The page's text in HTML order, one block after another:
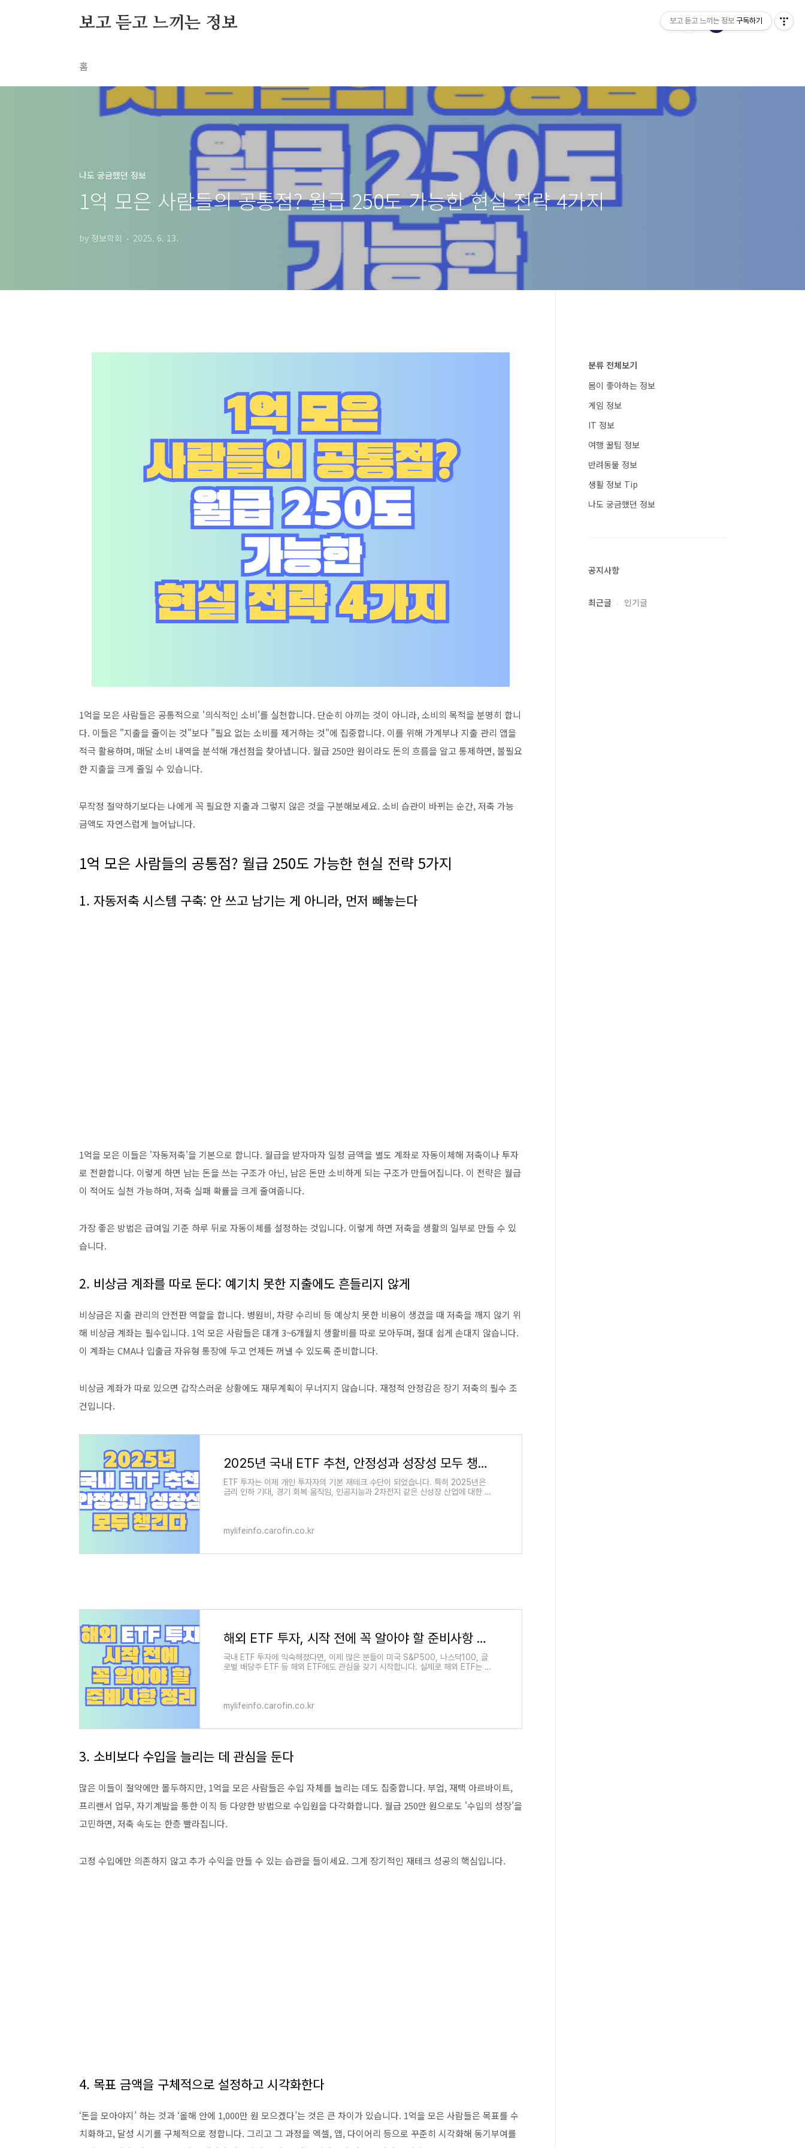
보고 듣고 느끼는 정보
홈
나도 궁금했던 정보
1억 모은 사람들의 공통점? 월급 250도 가능한 현실 전략 4가지
by 정보학회 2025. 6. 13.
1억을 모은 사람들은 공통적으로 '의식적인 소비'를 실천합니다. 단순히 아끼는 것이 아니라, 소비의 목적을 분명히 합니
다. 이들은 "지출을 줄이는 것"보다 "필요 없는 소비를 제거하는 것"에 집중합니다. 이를 위해 가계부나 지출 관리 앱을
적극 활용하며, 매달 소비 내역을 분석해 개선점을 찾아냅니다. 월급 250만 원이라도 돈의 흐름을 알고 통제하면, 불필요
한 지출을 크게 줄일 수 있습니다.
무작정 절약하기보다는 나에게 꼭 필요한 지출과 그렇지 않은 것을 구분해보세요. 소비 습관이 바뀌는 순간, 저축 가능
금액도 자연스럽게 늘어납니다.
1억 모은 사람들의 공통점? 월급 250도 가능한 현실 전략 5가지
1. 자동저축 시스템 구축: 안 쓰고 남기는 게 아니라, 먼저 빼놓는다
1억을 모은 이들은 '자동저축'을 기본으로 합니다. 월급을 받자마자 일정 금액을 별도 계좌로 자동이체해 저축이나 투자
로 전환합니다. 이렇게 하면 남는 돈을 쓰는 구조가 아닌, 남은 돈만 소비하게 되는 구조가 만들어집니다. 이 전략은 월급
이 적어도 실천 가능하며, 저축 실패 확률을 크게 줄여줍니다.
가장 좋은 방법은 급여일 기준 하루 뒤로 자동이체를 설정하는 것입니다. 이렇게 하면 저축을 생활의 일부로 만들 수 있
습니다.
2. 비상금 계좌를 따로 둔다: 예기치 못한 지출에도 흔들리지 않게
비상금은 지출 관리의 안전판 역할을 합니다. 병원비, 차량 수리비 등 예상치 못한 비용이 생겼을 때 저축을 깨지 않기 위
해 비상금 계좌는 필수입니다. 1억 모은 사람들은 대개 3~6개월치 생활비를 따로 모아두며, 절대 쉽게 손대지 않습니다.
이 계좌는 CMA나 입출금 자유형 통장에 두고 언제든 꺼낼 수 있도록 준비합니다.
비상금 계좌가 따로 있으면 갑작스러운 상황에도 재무계획이 무너지지 않습니다. 재정적 안정감은 장기 저축의 필수 조
건입니다.
2025년 국내 ETF 추천, 안정성과 성장성 모두 챙긴다
ETF 투자는 이제 개인 투자자의 기본 재테크 수단이 되었습니다. 특히 2025년은
금리 인하 기대, 경기 회복 움직임, 인공지능과 2차전지 같은 신성장 산업에 대한 관
mylifeinfo.carofin.co.kr
해외 ETF 투자, 시작 전에 꼭 알아야 할 준비사항 정리
국내 ETF 투자에 익숙해졌다면, 이제 많은 분들이 미국 S&P500, 나스닥100, 글
로벌 배당주 ETF 등 해외 ETF에도 관심을 갖기 시작합니다. 실제로 해외 ETF는 성
mylifeinfo.carofin.co.kr
3. 소비보다 수입을 늘리는 데 관심을 둔다
많은 이들이 절약에만 몰두하지만, 1억을 모은 사람들은 수입 자체를 늘리는 데도 집중합니다. 부업, 재택 아르바이트,
프리랜서 업무, 자기계발을 통한 이직 등 다양한 방법으로 수입원을 다각화합니다. 월급 250만 원으로도 '수입의 성장'을
고민하면, 저축 속도는 한층 빨라집니다.
고정 수입에만 의존하지 않고 추가 수익을 만들 수 있는 습관을 들이세요. 그게 장기적인 재테크 성공의 핵심입니다.
4. 목표 금액을 구체적으로 설정하고 시각화한다
‘돈을 모아야지’ 하는 것과 ‘올해 안에 1,000만 원 모으겠다’는 것은 큰 차이가 있습니다. 1억을 모은 사람들은 목표를 수
치화하고, 달성 시기를 구체적으로 정합니다. 그리고 그 과정을 엑셀, 앱, 다이어리 등으로 꾸준히 시각화해 동기부여를
분류 전체보기
몸이 좋아하는 정보
게임 정보
IT 정보
여행 꿀팁 정보
반려동물 정보
생활 정보 Tip
나도 궁금했던 정보
공지사항
최근글 인기글
보고 듣고 느끼는 정보 구독하기